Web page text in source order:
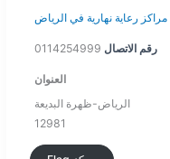
مراكز رعاية نهارية في الرياض
رقم الاتصال 0114254999
العنوان
الرياض-ظهرة البديعة
12981